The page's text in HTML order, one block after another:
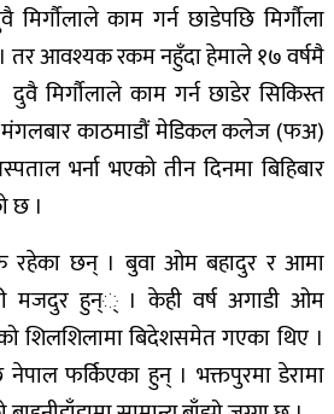
काम गर्न छाडेपछि मिर्गौला
। तर आवश्यक रकम नहुँदा हेमाले १७ वर्षमै
मिर्गौलाले काम गर्न छाडेर सिकिस्त
मंगलबार काठमाडौं मेडिकल कलेज (फअ)
भर्ना भएको तीन दिनमा बिहिबार
छ ।
रहेका छन् । बुवा ओम बहादुर र आमा
मजदुर हुन्् । केही वर्ष अगाडी ओम
शिलशिलामा बिदेशसमेत गएका थिए ।
नेपाल फर्किएका हुन् । भक्तपुरमा डेरामा